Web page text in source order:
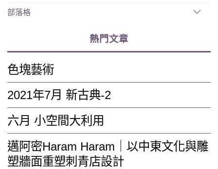
部落格
熱門文章
色塊藝術
2021年7月 新古典-2
六月 小空間大利用
邁阿密Haram Haram｜以中東文化與雕
塑牆面重塑刺青店設計